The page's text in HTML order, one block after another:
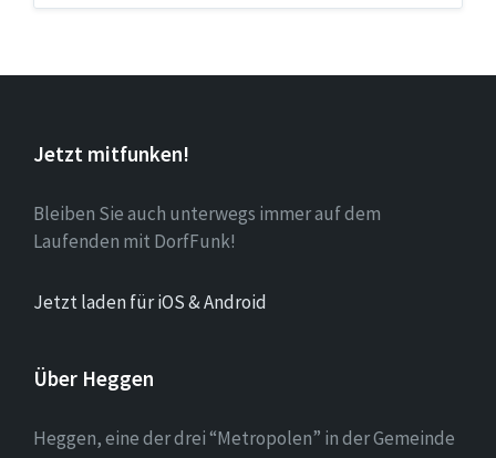
Jetzt mitfunken!
Bleiben Sie auch unterwegs immer auf dem
Laufenden mit DorfFunk!
Jetzt laden für iOS & Android
Über Heggen
Heggen, eine der drei “Metropolen” in der Gemeinde